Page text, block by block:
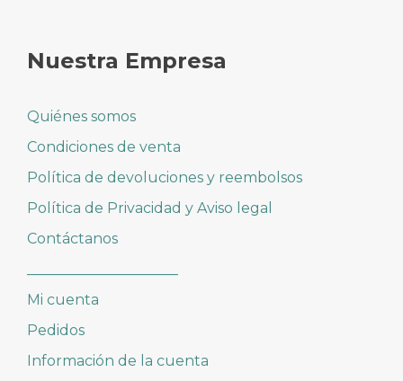
Nuestra Empresa
Quiénes somos
Condiciones de venta
Política de devoluciones y reembolsos
Política de Privacidad y Aviso legal
Contáctanos
Mi cuenta
Pedidos
Información de la cuenta